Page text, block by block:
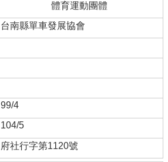
體育運動團體
台南縣單車發展協會
99/4
104/5
府社行字第1120號